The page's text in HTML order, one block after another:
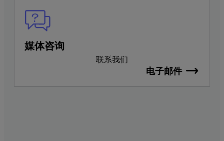
媒体咨询
联系我们
电子邮件